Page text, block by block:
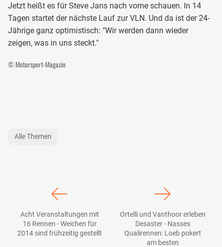
Jetzt heißt es für Steve Jans nach vorne schauen. In 14
Tagen startet der nächste Lauf zur VLN. Und da ist der 24-
Jährige ganz optimistisch: "Wir werden dann wieder
zeigen, was in uns steckt."
© Motorsport-Magazin
Alle Themen
Acht Veranstaltungen mit
16 Rennen - Weichen für
2014 sind frühzeitig gestellt
Ortelli und Vanthoor erleben
Desaster - Nasses
Qualirennen: Loeb pokert
am besten